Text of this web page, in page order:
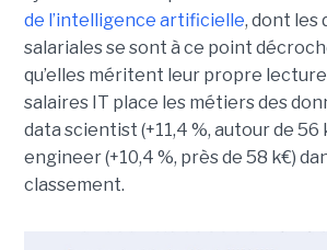
de l’intelligence artificielle, dont les
salariales se sont à ce point
qu’elles méritent leur propre
salaires IT place les métiers des
data scientist (+11,4 %, autour de 56
engineer (+10,4 %, près de 58 k€)
classement.